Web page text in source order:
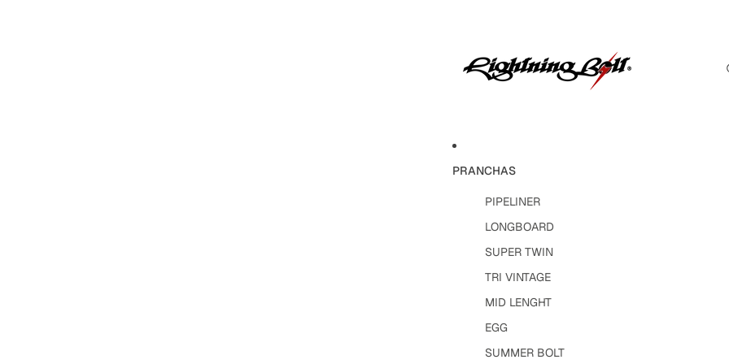
PRANCHAS
PIPELINER
LONGBOARD
SUPER TWIN
TRI VINTAGE
MID LENGHT
EGG
SUMMER BOLT